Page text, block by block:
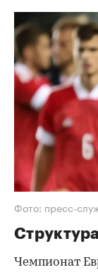
Фото: пресс-
Чемпионат